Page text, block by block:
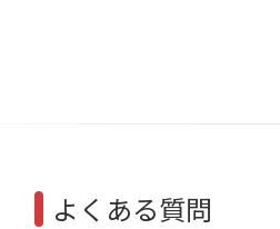
よくある質問